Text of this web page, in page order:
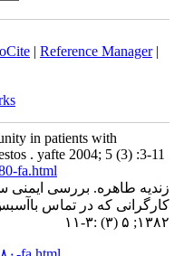
|Reference Manager
in patients with
. yafte 2004; 5 (3) :3-11
fa.html
زندیه طاهره. بررسی ایمنی
کارگرانی که در تماس
۱۳۸۲; ۵ (۳) :۳-۱۱